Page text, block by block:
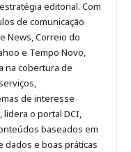
Malagolini
editorial. Com
de comunicação
News, Correio do
e Tempo Novo,
na cobertura de
de interesse
lidera o portal DCI,
baseados em
dados e boas práticas